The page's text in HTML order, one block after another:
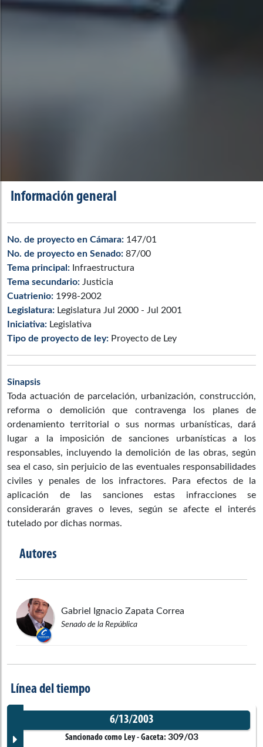
Información general
No. de proyecto en Cámara: 147/01
No. de proyecto en Senado: 87/00
Tema principal: Infraestructura
Tema secundario: Justicia
Cuatrienio: 1998-2002
Legislatura: Legislatura Jul 2000 - Jul 2001
Iniciativa: Legislativa
Tipo de proyecto de ley: Proyecto de Ley
Sinapsis
Toda actuación de parcelación, urbanización, construcción,
reforma o demolición que contravenga los planes de
ordenamiento territorial o sus normas urbanísticas, dará
lugar a la imposición de sanciones urbanísticas a los
responsables, incluyendo la demolición de las obras, según
sea el caso, sin perjuicio de las eventuales responsabilidades
civiles y penales de los infractores. Para efectos de la
aplicación de las sanciones estas infracciones se
considerarán graves o leves, según se afecte el interés
Autores
Gabriel Ignacio Zapata Correa
Senado de la República
Línea del tiempo
6/13/2003
Sancionado como Ley- Gaceta: 309/03